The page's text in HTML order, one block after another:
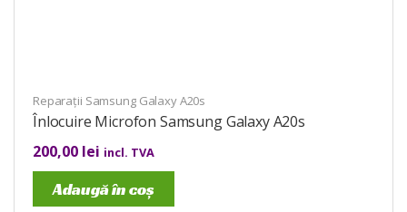
Reparații Samsung Galaxy A20s
Înlocuire Microfon Samsung Galaxy A20s
200,00 lei incl. TVA
Adaugă în coș